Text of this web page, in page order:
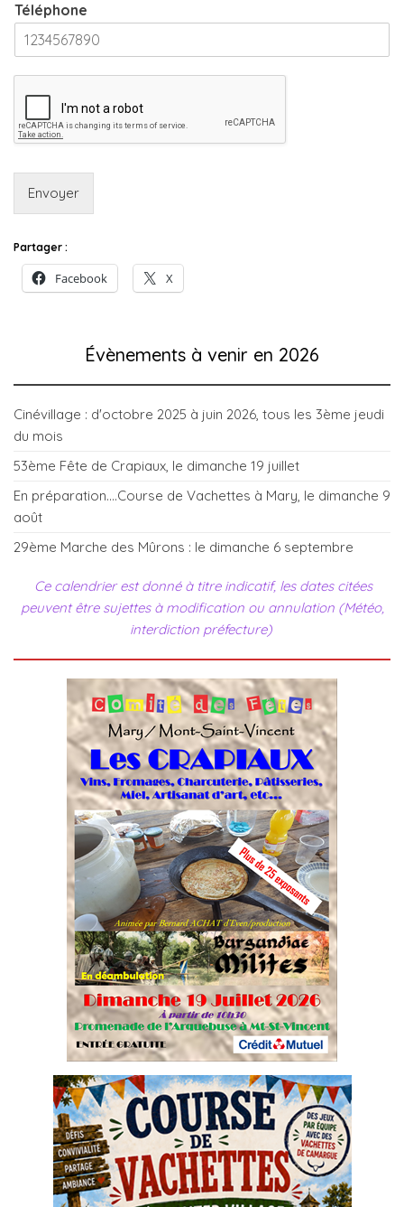
Téléphone
Envoyer
Partager :
Facebook X
Évènements à venir en 2026
Cinévillage : d'octobre 2025 à juin 2026, tous les 3ème jeudi
du mois
53ème Fête de Crapiaux, le dimanche 19 juillet
En préparation....Course de Vachettes à Mary, le dimanche 9
août
29ème Marche des Mûrons : le dimanche 6 septembre
Ce calendrier est donné à titre indicatif, les dates citées
peuvent être sujettes à modification ou annulation (Météo,
interdiction préfecture)